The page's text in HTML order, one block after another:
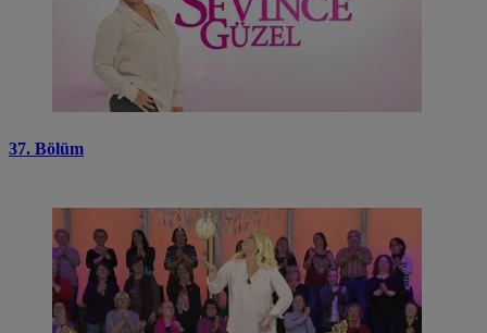
37. Bölüm